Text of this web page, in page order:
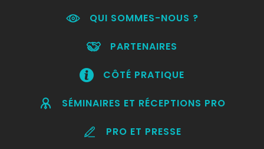
QUI SOMMES-NOUS ?
PARTENAIRES
CÔTÉ PRATIQUE
SÉMINAIRES ET RÉCEPTIONS PRO
PRO ET PRESSE